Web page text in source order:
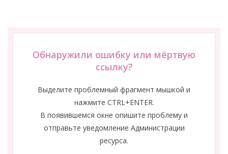
Обнаружили ошибку или мёртвую
ссылку?
Выделите проблемный фрагмент мышкой и
нажмите CTRL+ENTER.
В появившемся окне опишите проблему и
отправьте уведомление Администрации
ресурса.